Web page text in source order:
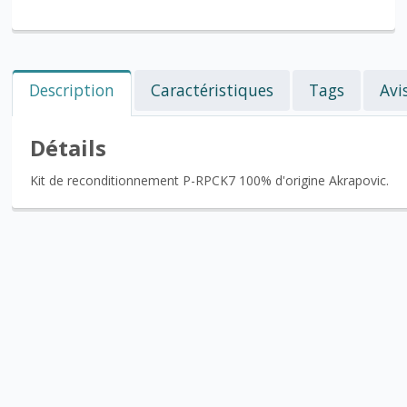
Description Caractéristiques Tags
Détails
Kit de reconditionnement P-RPCK7 100% d'origine Akrapovic.